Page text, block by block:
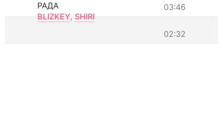
03:46
РАДА
BLIZKEY, SHIRI
02:32